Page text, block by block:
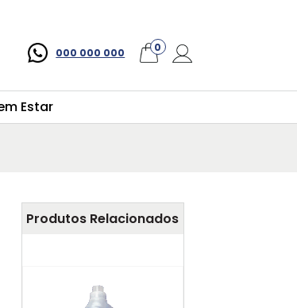
000 000 000 0
Estar
Produtos Relacionados